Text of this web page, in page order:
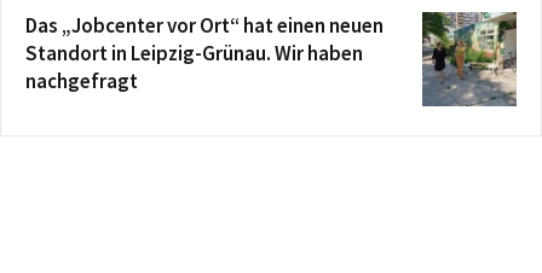
Das „Jobcenter vor Ort“ hat einen neuen
Standort in Leipzig-Grünau. Wir haben
nachgefragt